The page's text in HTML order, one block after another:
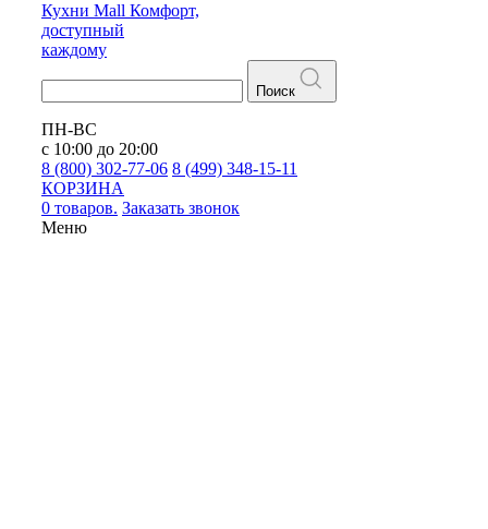
Кухни Mall Комфорт,
доступный
каждому
Поиск
ПН-ВС
с 10:00 до 20:00
8 (800) 302-77-06 8 (499) 348-15-11
КОРЗИНА
0 товаров. Заказать звонок
Меню